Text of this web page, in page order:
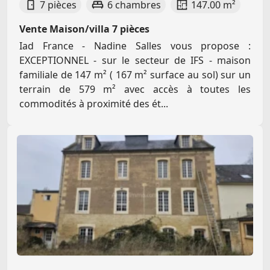
7 pièces 6 chambres
147.00 m²
Vente Maison/villa 7 pièces
Iad France - Nadine Salles vous propose :
EXCEPTIONNEL - sur le secteur de IFS - maison
familiale de 147 m² ( 167 m² surface au sol) sur un
terrain de 579 m² avec accès à toutes les
commodités à proximité des ét...